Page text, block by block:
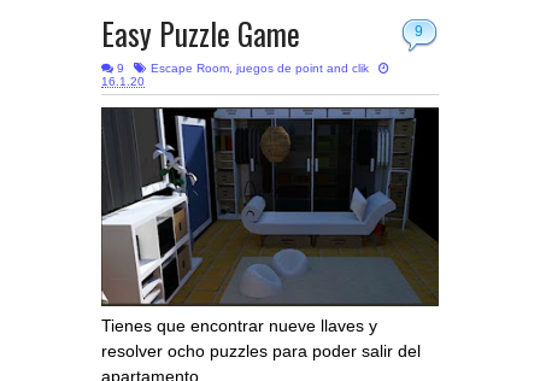
9
Easy Puzzle Game
9 Escape Room, juegos de point and clik
16.1.20
Tienes que encontrar nueve llaves y
resolver ocho puzzles para poder salir del
apartamento.